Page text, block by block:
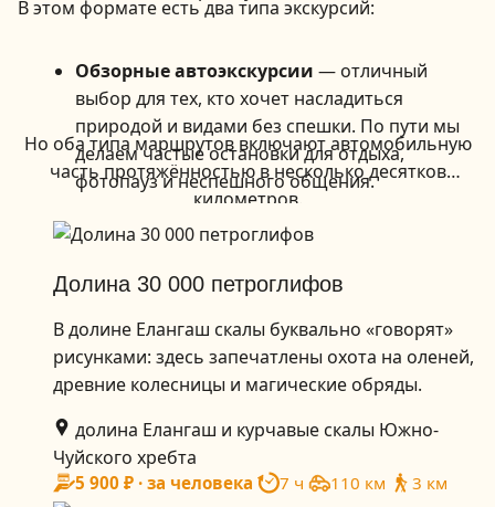
В этом формате есть два типа экскурсий:
Обзорные автоэкскурсии — отличный
выбор для тех, кто хочет насладиться
природой и видами без спешки. По пути мы
делаем частые остановки для отдыха,
фотопауз и неспешного общения.
движения и приключений. Больше пеших
участков, подъёмов и исследовательского
духа, чтобы увидеть самые труднодоступные
и захватывающие места.
Но оба типа маршрутов включают автомобильную
часть протяжённостью в несколько десятков
километров.
Долина 30 000 петроглифов
В долине Елангаш скалы буквально «говорят»
рисунками: здесь запечатлены охота на оленей,
древние колесницы и магические обряды.
долина Елангаш и курчавые скалы Южно-
Чуйского хребта
5 900 ₽ · за человека 7 ч 110 км 3 км